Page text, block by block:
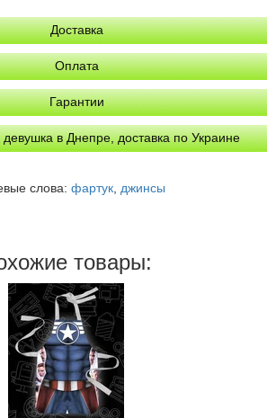
Доставка
Оплата
Гарантии
в Днепре, доставка по Украине
слова: фартук, джинсы
товары: